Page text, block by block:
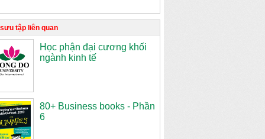
tập liên quan
Học phận đại cương khối
ngành kinh tế
80+ Business books - Phần
6